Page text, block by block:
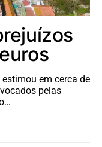
em cerca de
pelas